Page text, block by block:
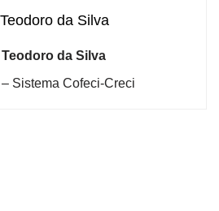
da Silva
da Silva
Sistema Cofeci-Creci